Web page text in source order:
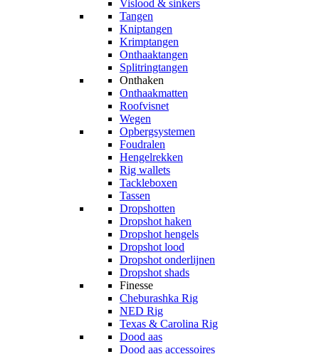
Vislood & sinkers
Tangen
Kniptangen
Krimptangen
Onthaaktangen
Splitringtangen
Onthaken
Onthaakmatten
Roofvisnet
Wegen
Opbergsystemen
Foudralen
Hengelrekken
Rig wallets
Tackleboxen
Tassen
Dropshotten
Dropshot haken
Dropshot hengels
Dropshot lood
Dropshot onderlijnen
Dropshot shads
Finesse
Cheburashka Rig
NED Rig
Texas & Carolina Rig
Dood aas
Dood aas accessoires